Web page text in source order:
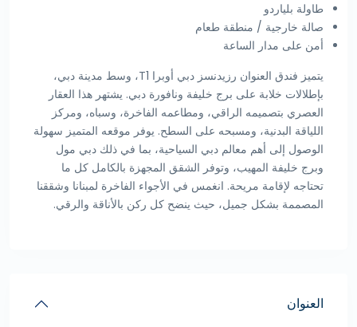
طاولة بلياردو
صالة خارجية / منطقة طعام
أمن على مدار الساعة
يتميز فندق العنوان رزيدنسز دبي أوبرا T1، وسط مدينة دبي،
بإطلالات خلابة على برج خليفة ونافورة دبي. يشتهر هذا العقار
العصري بتصميمه الراقي، ومطاعمه الفاخرة، وسباه، ومركز
اللياقة البدنية، ومسبحه على السطح. يوفر موقعه المتميز سهولة
الوصول إلى أهم معالم دبي السياحية، بما في ذلك دبي مول
وبرج خليفة المهيب، وتوفر الشقق المجهزة بالكامل كل ما
تحتاجه لإقامة مريحة. انغمس في الأجواء الفاخرة لمبنانا وشققنا
المصممة بشكل جميل، حيث ينضح كل ركن بالأناقة والرقي.
العنوان